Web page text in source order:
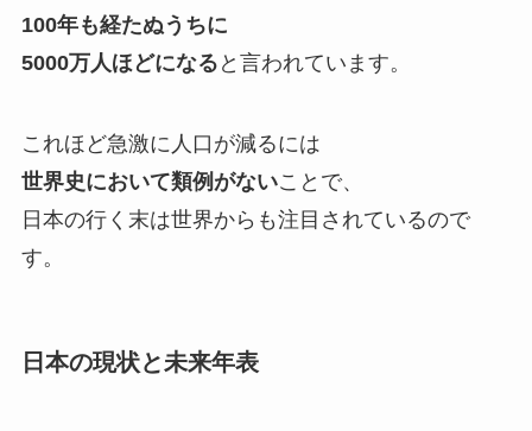
100年も経たぬうちに
5000万人ほどになる と言われています。
これほど急激に人口が減るには
世界史において類例がないことで、
日本の行く末は世界からも注目されているので
す。
日本の現状と未来年表